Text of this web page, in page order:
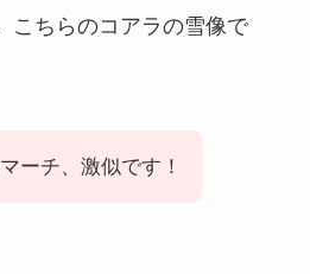
こちらのコアラの雪像で
ーチ、激似です！